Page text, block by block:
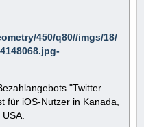
450/q80//imgs/18/
"Twitter
für iOS-Nutzer in Kanada,